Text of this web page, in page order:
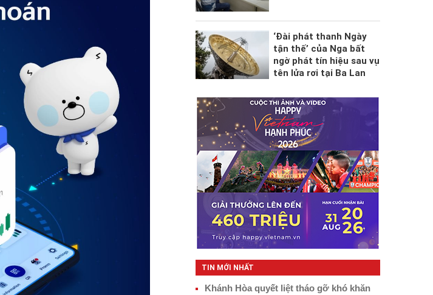
‘Đài phát thanh Ngày
tận thế’ của Nga bất
ngờ phát tín hiệu sau vụ
tên lửa rơi tại Ba Lan
TIN MỚI NHẤT
Khánh Hòa quyết liệt tháo gỡ khó khăn